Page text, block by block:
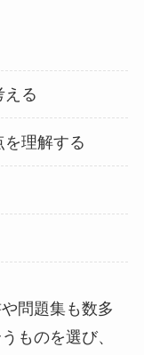
える
理解する
問題集も数多
ものを選び、